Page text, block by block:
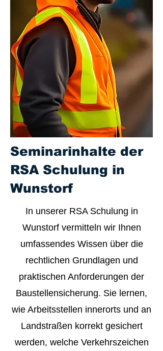
Seminarinhalte der
RSA Schulung in
Wunstorf
In unserer RSA Schulung in
Wunstorf vermitteln wir Ihnen
umfassendes Wissen über die
rechtlichen Grundlagen und
praktischen Anforderungen der
Baustellensicherung. Sie lernen,
wie Arbeitsstellen innerorts und an
Landstraßen korrekt gesichert
werden, welche Verkehrszeichen